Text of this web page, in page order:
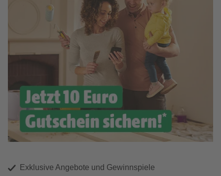
Exklusive Angebote und Gewinnspiele